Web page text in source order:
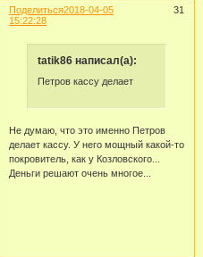
Поделиться 31
2018-04-05
15:22:28
tatik86 написал(а):
Петров кассу делает
Не думаю, что это именно Петров
делает кассу. У него мощный какой-то
покровитель, как у Козловского...
Деньги решают очень многое...